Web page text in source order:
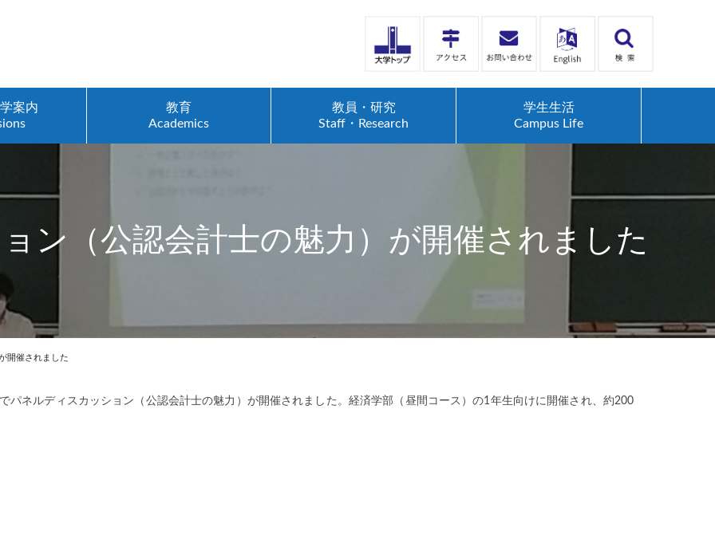
案内
教育
Academics
教員・研究
Staff・Research
学生生活
Campus Life
ン（公認会計士の魅力）が開催されました
開催されました
パネルディスカッション（公認会計士の魅力）が開催されました。経済学部（昼間コース）の1年生向けに開催され、約200